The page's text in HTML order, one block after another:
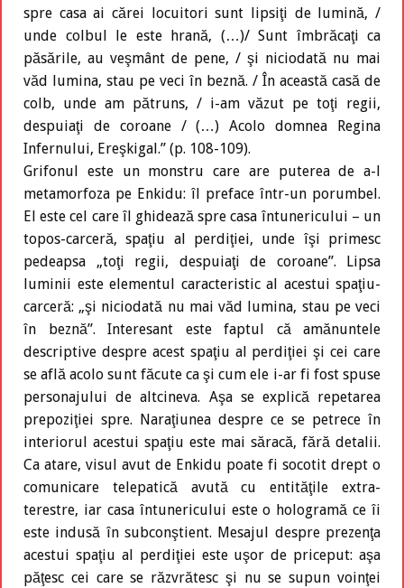
spre casa ai cărei locuitori sunt lipsiţi de lumină, /
unde colbul le este hrană, (…)/ Sunt îmbrăcaţi ca
păsările, au veşmânt de pene, / şi niciodată nu mai
văd lumina, stau pe veci în beznă. / În această casă de
colb, unde am pătruns, / i-am văzut pe toţi regii,
despuiaţi de coroane / (…) Acolo domnea Regina
Infernului, Ereşkigal.” (p. 108-109).
Grifonul este un monstru care are puterea de a-l
metamorfoza pe Enkidu: îl preface într-un porumbel.
El este cel care îl ghidează spre casa întunericului – un
topos-carceră, spaţiu al perdiţiei, unde îşi primesc
pedeapsa „toţi regii, despuiaţi de coroane”. Lipsa
luminii este elementul caracteristic al acestui spaţiu-
carceră: „şi niciodată nu mai văd lumina, stau pe veci
în beznă”. Interesant este faptul că amănuntele
descriptive despre acest spaţiu al perdiţiei şi cei care
se află acolo sunt făcute ca şi cum ele i-ar fi fost spuse
personajului de altcineva. Aşa se explică repetarea
prepoziţiei spre. Naraţiunea despre ce se petrece în
interiorul acestui spaţiu este mai săracă, fără detalii.
Ca atare, visul avut de Enkidu poate fi socotit drept o
comunicare telepatică avută cu entităţile extra-
terestre, iar casa întunericului este o hologramă ce îi
este indusă în subconştient. Mesajul despre prezenţa
acestui spaţiu al perdiţiei este uşor de priceput: aşa
păţesc cei care se răzvrătesc şi nu se supun voinţei